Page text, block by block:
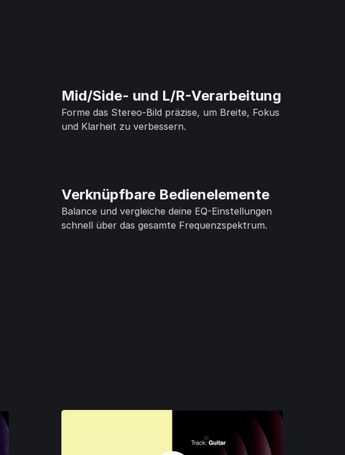
Mid/Side- und L/R-Verarbeitung
Forme das Stereo-Bild präzise, um Breite, Fokus
und Klarheit zu verbessern.
Verknüpfbare Bedienelemente
Balance und vergleiche deine EQ-Einstellungen
schnell über das gesamte Frequenzspektrum.